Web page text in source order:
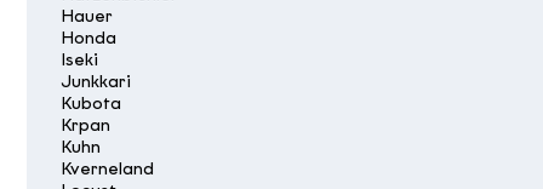
Hauer
Honda
Iseki
Junkkari
Kubota
Krpan
Kuhn
Kverneland